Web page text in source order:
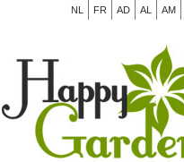
NL FR AD AL AM